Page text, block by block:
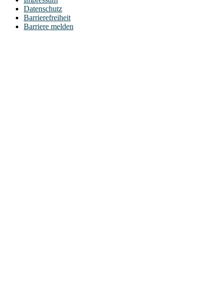
Datenschutz
Barrierefreiheit
Barriere melden